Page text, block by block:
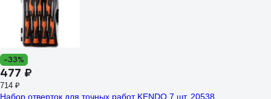
-33%
477 ₽
714 ₽
Набор отверток для точных работ KENDO 7 шт. 20538